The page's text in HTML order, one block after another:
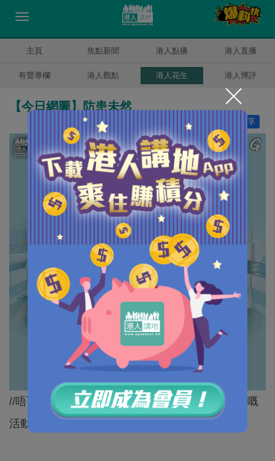
主頁 焦點新聞 港人點播 港人直播
有聲專欄 港人觀點 港人花生 港人博評
【今日網圖】防患未然
分享
讚好
//唔可以再畀人利用工會名義，進行危害國家安全嘅
活動！//